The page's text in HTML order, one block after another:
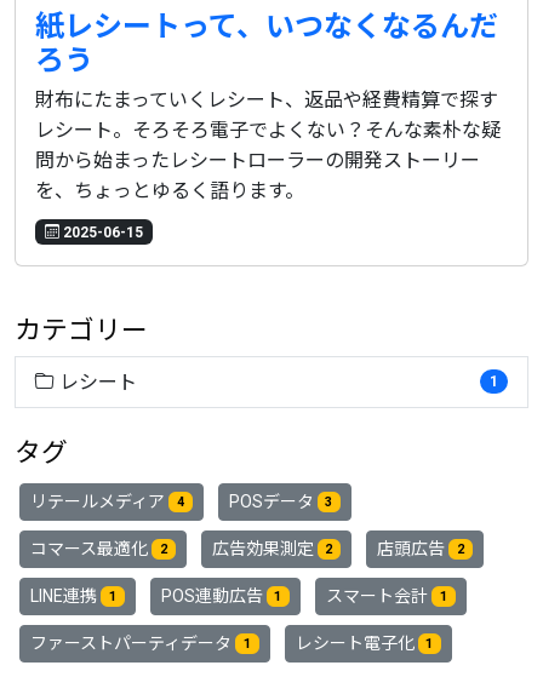
紙レシートって、いつなくなるんだ
ろう
財布にたまっていくレシート、返品や経費精算で探す
レシート。そろそろ電子でよくない？そんな素朴な疑
問から始まったレシートローラーの開発ストーリー
を、ちょっとゆるく語ります。
2025-06-15
カテゴリー
レシート 1
タグ
リテールメディア 4 POSデータ 3
コマース最適化 2 広告効果測定 2 店頭広告 2
LINE連携 1 POS連動広告 1 スマート会計 1
ファーストパーティデータ 1 レシート電子化 1